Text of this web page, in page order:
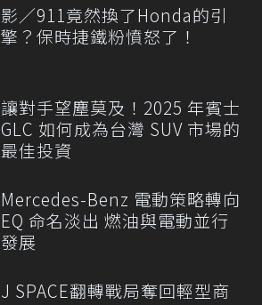
影／911竟然換了Honda的引
擎？保時捷鐵粉憤怒了！
讓對手望塵莫及！2025 年賓士
GLC 如何成為台灣 SUV 市場的
最佳投資
Mercedes-Benz 電動策略轉向
EQ 命名淡出 燃油與電動並行
發展
J SPACE翻轉戰局奪回輕型商